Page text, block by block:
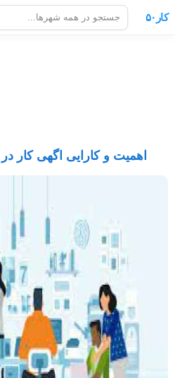
کار۵۰
اهمیت و کارایی اگهی کار